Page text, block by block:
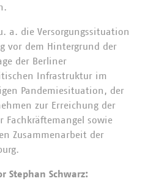
a. die Versorgungssituation
vor dem Hintergrund der
der Berliner
Infrastruktur im
Pandemiesituation, der
zur Erreichung der
Fachkräftemangel sowie
Zusammenarbeit der
Stephan Schwarz: